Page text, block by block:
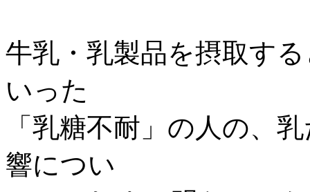
牛乳・乳製品を摂取す
いった
「乳糖不耐」の人の、
響につい